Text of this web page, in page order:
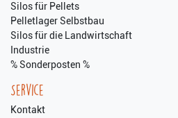
Silos für Pellets
Pelletlager Selbstbau
Silos für die Landwirtschaft
Industrie
% Sonderposten %
Service
Kontakt